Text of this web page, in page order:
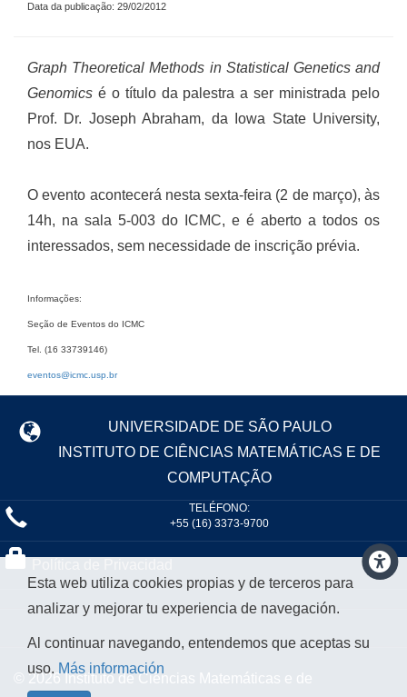
Data da publicação: 29/02/2012
Graph Theoretical Methods in Statistical Genetics and
Genomics é o título da palestra a ser ministrada pelo
Prof. Dr. Joseph Abraham, da Iowa State University,
nos EUA.
O evento acontecerá nesta sexta-feira (2 de março), às
14h, na sala 5-003 do ICMC, e é aberto a todos os
interessados, sem necessidade de inscrição prévia.
Informações:
Seção de Eventos do ICMC
Tel. (16 33739146)
eventos@icmc.usp.br
UNIVERSIDADE DE SÃO PAULO
INSTITUTO DE CIÊNCIAS MATEMÁTICAS E DE
COMPUTAÇÃO
TELÉFONO:
+55 (16) 3373-9700
© 2026 Instituto de Ciências Matemáticas e de
Esta web utiliza cookies propias y de terceros para
analizar y mejorar tu experiencia de navegación.
Al continuar navegando, entendemos que aceptas su
uso. Más información